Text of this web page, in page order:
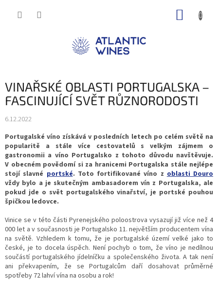
VINAŘSKÉ OBLASTI PORTUGALSKA –
FASCINUJÍCÍ SVĚT RŮZNORODOSTI
6.12.2022
Portugalské víno získává v posledních letech po celém světě na
popularitě a stále více cestovatelů s velkým zájmem o
gastronomii a víno Portugalsko z tohoto důvodu navštěvuje.
V obecném povědomí si za hranicemi Portugalska stále nejlépe
stojí slavné portské. Toto fortifikované víno z oblasti Douro
vždy bylo a je skutečným ambasadorem vín z Portugalska, ale
pokud jde o svět portugalského vinařství, je portské pouhou
špičkou ledovce.
Vinice se v této části Pyrenejského poloostrova vysazují již více než 4
000 let a v současnosti je Portugalsko 11. největším producentem vína
na světě. Vzhledem k tomu, že je portugalské území velké jako to
české, je to docela úspěch. Není pochyb o tom, že víno je nedílnou
součástí portugalského jídelníčku a společenského života. A tak není
ani překvapením, že se Portugalcům daří dosahovat průměrné
spotřeby 72 lahví vína na osobu a rok!